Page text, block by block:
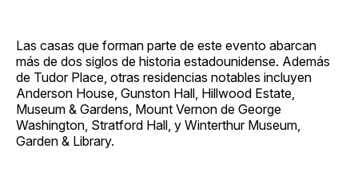
Las casas que forman parte de este evento abarcan
más de dos siglos de historia estadounidense. Además
de Tudor Place, otras residencias notables incluyen
Anderson House, Gunston Hall, Hillwood Estate,
Museum & Gardens, Mount Vernon de George
Washington, Stratford Hall, y Winterthur Museum,
Garden & Library.